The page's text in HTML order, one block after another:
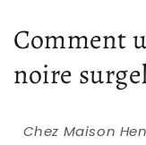
Comment
noire
Chez Maison